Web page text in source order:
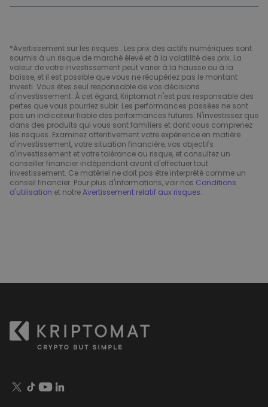
*Avertissement sur les risques : Les prix des actifs numériques sont
soumis à un risque de marché élevé et à la volatilité des prix. La
valeur de votre investissement peut varier à la hausse ou à la
baisse, et il est possible que vous ne récupériez pas le montant
investi. Vous êtes seul responsable de vos décisions
d'investissement. À cet égard, Kriptomat n'est pas responsable des
pertes que vous pourriez subir. Les performances passées ne sont
pas un indicateur fiable des performances futures. N'investissez que
dans des produits qui vous sont familiers et dont vous comprenez
les risques. Examinez attentivement votre expérience en matière
d'investissement, votre situation financière, vos objectifs
d'investissement et votre tolérance au risque, et consultez un
conseiller financier indépendant avant d'effectuer tout
investissement. Ce matériel ne doit pas être interprété comme un
conseil financier. Pour plus d'informations, voir nos Conditions
d'utilisation et notreAvertissement relatif aux risques.